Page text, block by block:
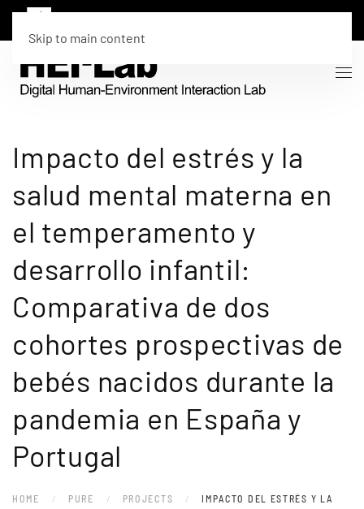
Skip to main content
Impacto del estrés y la
salud mental materna en
el temperamento y
desarrollo infantil:
Comparativa de dos
cohortes prospectivas de
bebés nacidos durante la
pandemia en España y
Portugal
HOME PURE PROJECTS
IMPACTO DEL ESTRÉS Y LA